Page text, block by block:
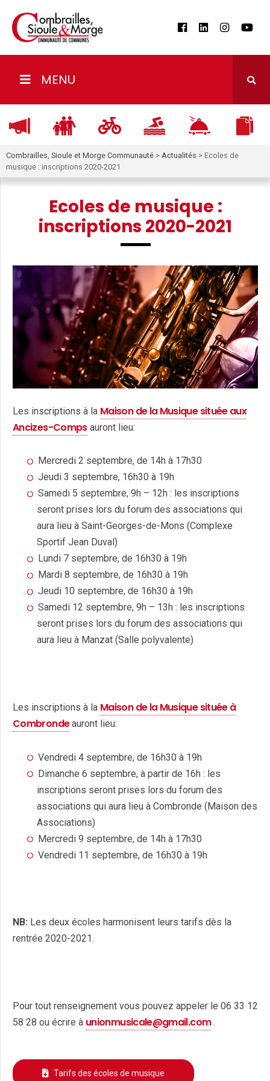
MENU
Combrailles, Sioule et Morge Communauté > Actualités > Ecoles de
musique : inscriptions 2020-2021
Ecoles de musique :
inscriptions 2020-2021
Les inscriptions à la Maison de la Musique située aux
Ancizes-Compsauront lieu:
Mercredi 2 septembre, de 14h à 17h30
Jeudi 3 septembre, 16h30 à 19h
Samedi 5 septembre, 9h – 12h : les inscriptions
seront prises lors du forum des associations qui
aura lieu à Saint-Georges-de-Mons (Complexe
Sportif Jean Duval)
Lundi 7 septembre, de 16h30 à 19h
Mardi 8 septembre, de 16h30 à 19h
Jeudi 10 septembre, de 16h30 à 19h
Samedi 12 septembre, 9h – 13h : les inscriptions
seront prises lors du forum des associations qui
aura lieu à Manzat (Salle polyvalente)
Les inscriptions à la Maison de la Musique située à
Combrondeauront lieu:
Vendredi 4 septembre, de 16h30 à 19h
Dimanche 6 septembre, à partir de 16h : les
inscriptions seront prises lors du forum des
associations qui aura lieu à Combronde (Maison des
Associations)
Mercredi 9 septembre, de 14h à 17h30
Vendredi 11 septembre, de 16h30 à 19h
NB: Les deux écoles harmonisent leurs tarifs dès la
rentrée 2020-2021.
Pour tout renseignement vous pouvez appeler le 06 33 12
58 28 ou écrire à unionmusicale@gmail.com.
Tarifs des écoles de musique